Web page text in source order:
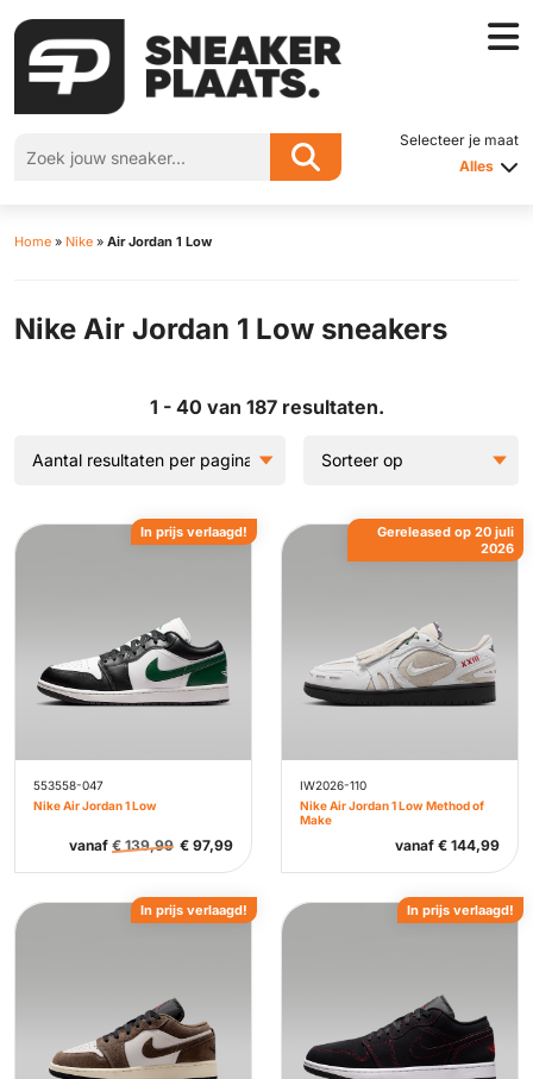
Selecteer je maat
Alles
Home » Nike » Air Jordan 1 Low
Nike Air Jordan 1 Low sneakers
1 - 40 van 187 resultaten.
553558-047
Nike Air Jordan 1 Low
vanaf €139,99 € 97,99
In prijs verlaagd!
IW2026-110
Nike Air Jordan 1 Low Method of
Make
vanaf € 144,99
Gereleased op 20 juli
2026
In prijs verlaagd! In prijs verlaagd!